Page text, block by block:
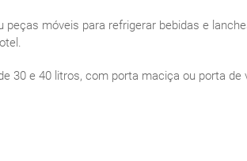
móveis para refrigerar bebidas e
30 e 40 litros, com porta maciça ou porta